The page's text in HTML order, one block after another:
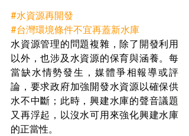
#水資源再開發
#台灣環境條件不宜再蓋新水庫
水資源管理的問題複雜，除了開發利用
以外，也涉及水資源的保育與涵養。每
當缺水情勢發生，媒體爭相報導或評
論，要求政府加強開發水資源以確保供
水不中斷；此時，興建水庫的聲音議題
又再浮起，以沒水可用來強化興建水庫
的正當性。